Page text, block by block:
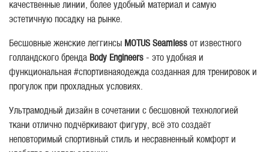
качественные линии, более удобный материал и самую
эстетичную посадку на рынке.
Бесшовные женские леггинсы MOTUS Seamless от известного
голландского бренда Body Engineers - это удобная и
функциональная #спортивнаяодежда созданная для тренировок и
прогулок при прохладных условиях.
Ультрамодный дизайн в сочетании с бесшовной технологией
ткани отлично подчёркивают фигуру, всё это создаёт
неповторимый спортивный стиль и несравненный комфорт и